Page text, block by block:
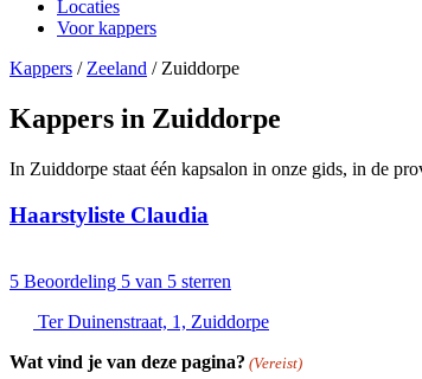
Locaties
Voor kappers
Kappers / Zeeland / Zuiddorpe
Kappers in Zuiddorpe
In Zuiddorpe staat één kapsalon in onze gids, in de
Haarstyliste Claudia
5 Beoordeling 5 van 5 sterren
Ter Duinenstraat, 1, Zuiddorpe
Wat vind je van deze pagina? (Vereist)